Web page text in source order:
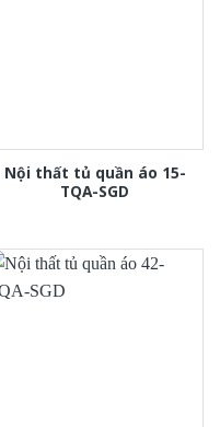
Nội thất tủ quần áo 15-
TQA-SGD